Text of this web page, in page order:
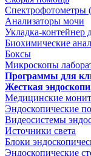
Спектрофотометры
Анализаторы мочи
Укладка-контейнер
Биохимические
Боксы
Микроскопы
Программы для
Жесткая
Медицинские
Эндоскопические
Видеосистемы
Источники света
Блоки
Эндоскопические